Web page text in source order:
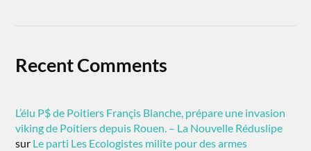
Recent Comments
L’élu P$ de Poitiers Françis Blanche, prépare une invasion
viking de Poitiers depuis Rouen. – La Nouvelle Réduslipe
sur Le parti Les Ecologistes milite pour des armes